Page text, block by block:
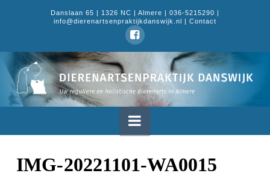
Danslaan 65 | 1326 NC | Almere | 036-5215290 |
info@dierenartsenpraktijkdanswijk.nl | Contact
Dierenartsenpraktijk
Danswijk
Navigation
IMG-20221101-WA0015